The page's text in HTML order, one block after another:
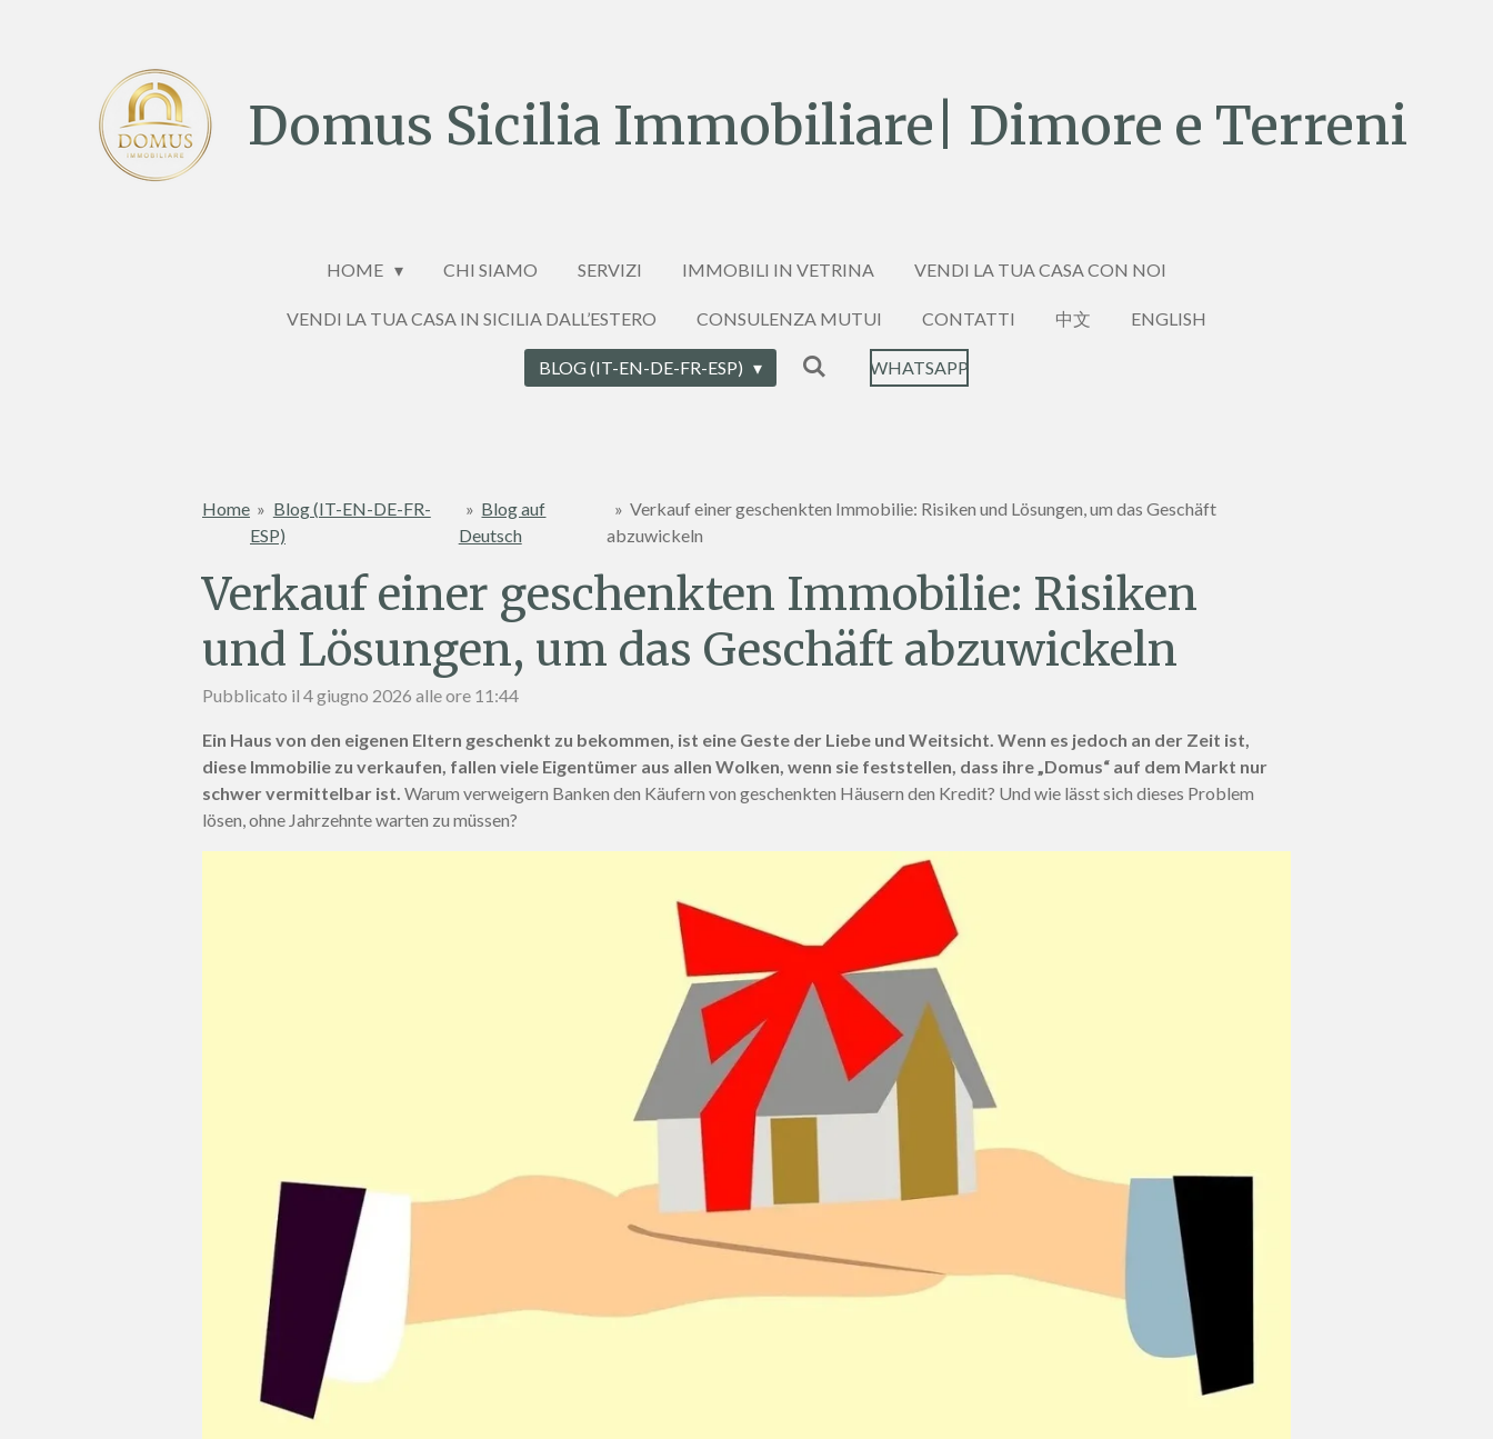
Domus Sicilia Immobiliare| Dimore e Terreni
HOME CHI SIAMO SERVIZI IMMOBILI IN VETRINA VENDI LA TUA CASA CON NOI
VENDI LA TUA CASA IN SICILIA DALL’ESTERO CONSULENZA MUTUI CONTATTI 中文 ENGLISH
BLOG (IT-EN-DE-FR-ESP) WHATSAPP
Home » Blog (IT-EN-DE-FR-
ESP)
» Blog auf
Deutsch
» Verkauf einer geschenkten Immobilie: Risiken und Lösungen, um das Geschäft
abzuwickeln
Verkauf einer geschenkten Immobilie: Risiken
und Lösungen, um das Geschäft abzuwickeln
Pubblicato il 4 giugno 2026 alle ore 11:44
Ein Haus von den eigenen Eltern geschenkt zu bekommen, ist eine Geste der Liebe und Weitsicht. Wenn es jedoch an der Zeit ist,
diese Immobilie zu verkaufen, fallen viele Eigentümer aus allen Wolken, wenn sie feststellen, dass ihre „Domus“ auf dem Markt nur
schwer vermittelbar ist. Warum verweigern Banken den Käufern von geschenkten Häusern den Kredit? Und wie lässt sich dieses Problem
lösen, ohne Jahrzehnte warten zu müssen?